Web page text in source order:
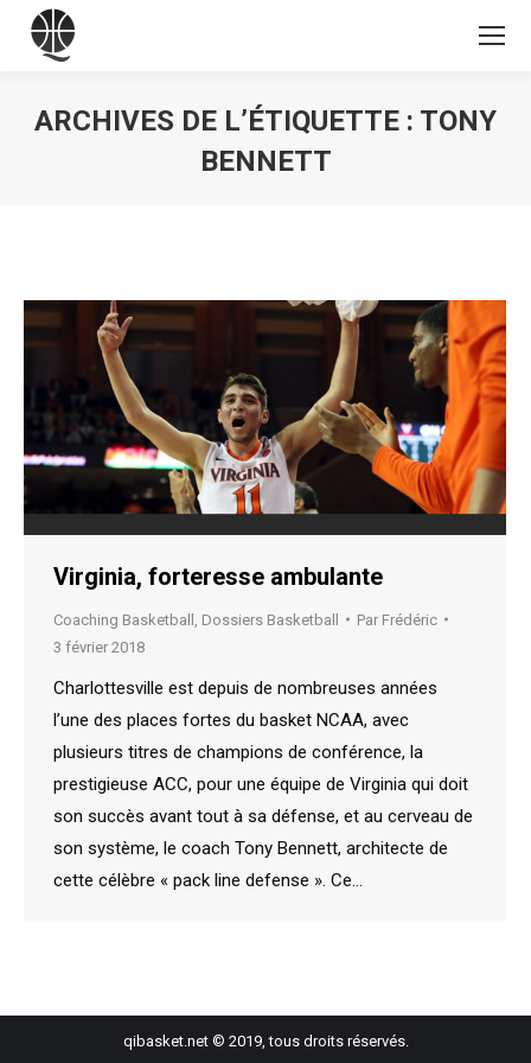
ARCHIVES DE L’ÉTIQUETTE : TONY
BENNETT
Virginia, forteresse ambulante
Coaching Basketball Dossiers Basketball Par Frédéric
3 février 2018
Charlottesville est depuis de nombreuses années
l’une des places fortes du basket NCAA, avec
plusieurs titres de champions de conférence, la
prestigieuse ACC, pour une équipe de Virginia qui doit
son succès avant tout à sa défense, et au cerveau de
son système, le coach Tony Bennett, architecte de
cette célèbre « pack line defense ». Ce…
qibasket.net © 2019, tous droits réservés.